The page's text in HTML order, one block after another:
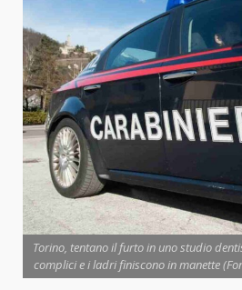
Torino, tentano il furto in uno studio
complici e i ladri finiscono in manette